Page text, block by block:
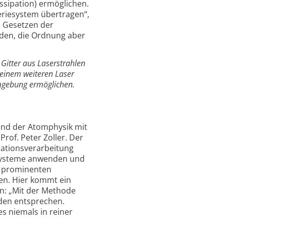
ermöglichen.
übertragen“,
der
die Ordnung aber
aus Laserstrahlen
weiteren Laser
ermöglichen.
der Atomphysik mit
Peter Zoller. Der
anwenden und
Hier kommt ein
„Mit der Methode
entsprechen.
niemals in reiner